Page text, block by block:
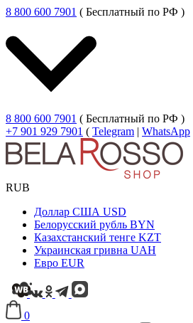
8 800 600 7901 ( Бесплатный по РФ )
8 800 600 7901 ( Бесплатный по РФ )
+7 901 929 7901 ( Telegram | WhatsApp
RUB
Доллар США USD
Белорусский рубль BYN
Казахстанский тенге KZT
Украинская гривна UAH
Евро EUR
0